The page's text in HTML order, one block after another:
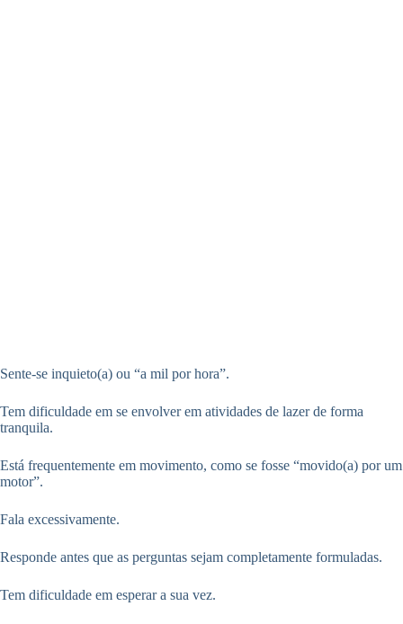
Sente-se inquieto(a) ou “a mil por hora”.
Tem dificuldade em se envolver em atividades de lazer de forma
tranquila.
Está frequentemente em movimento, como se fosse “movido(a) por um
motor”.
Fala excessivamente.
Responde antes que as perguntas sejam completamente formuladas.
Tem dificuldade em esperar a sua vez.